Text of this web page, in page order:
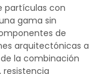
partículas con
gama sin
de
arquitectónicas a
la combinación
resistencia